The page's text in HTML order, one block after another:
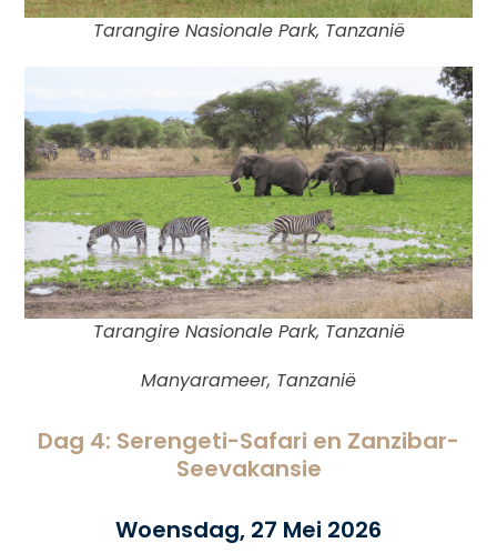
Tarangire Nasionale Park, Tanzanië
Tarangire Nasionale Park, Tanzanië
Manyarameer, Tanzanië
Dag 4: Serengeti-Safari en Zanzibar-
Seevakansie
Woensdag, 27 Mei 2026